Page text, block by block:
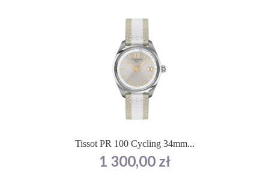
Tissot PR 100 Cycling 34mm...
Cena
1 300,00 zł